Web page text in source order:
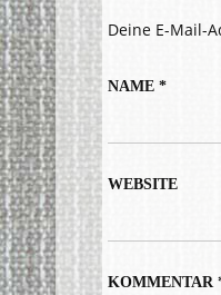
Deine E-Mail-
NAME *
WEBSITE
KOMMENTAR